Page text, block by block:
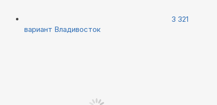
3 321
вариант Владивосток